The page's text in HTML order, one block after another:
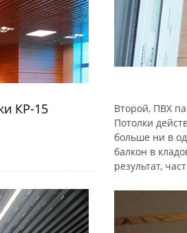
КР-15
Второй, ПВХ
Потолки
больше ни в
балкон в
результат,